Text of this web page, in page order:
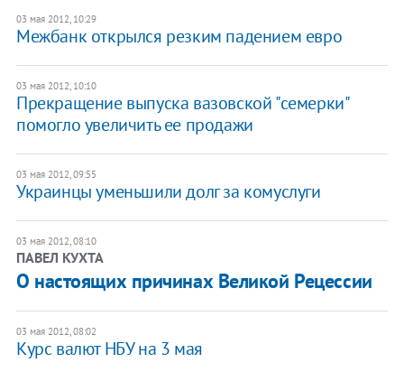
03 мая 2012, 10:29
Межбанк открылся резким падением евро
03 мая 2012, 10:10
Прекращение выпуска вазовской "семерки"
помогло увеличить ее продажи
03 мая 2012, 09:55
Украинцы уменьшили долг за комуслуги
03 мая 2012, 08:10
ПАВЕЛ КУХТА
О настоящих причинах Великой Рецессии
03 мая 2012, 08:02
Курс валют НБУ на 3 мая